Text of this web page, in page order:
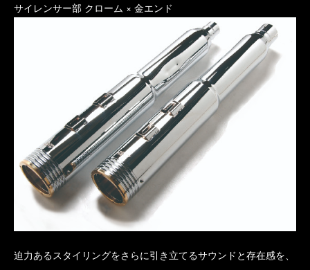
サイレンサー部 クローム × 金エンド
迫力あるスタイリングをさらに引き立てるサウンドと存在感を、